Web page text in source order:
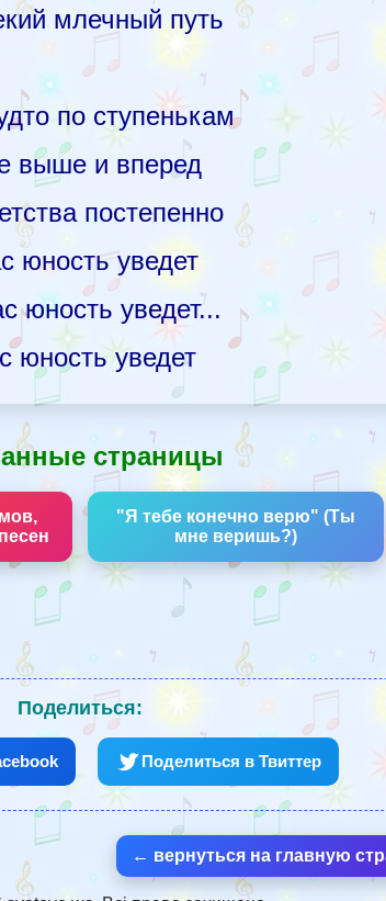
млечный путь
по ступенькам
выше и вперед
постепенно
юность уведет
юность уведет...
юность уведет
страницы
"Я тебе конечно верю" (Ты
мне веришь?)
Поделиться:
Поделиться в Твиттер
← вернуться на главную